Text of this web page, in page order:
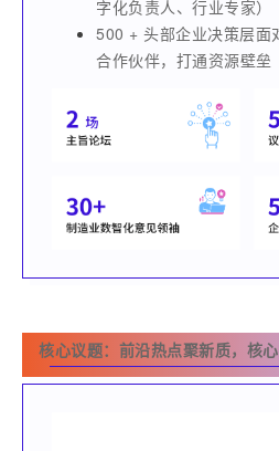
字化负责人、行业专家）
500 + 头部企业决策层面
合作伙伴，打通资源壁垒
核心议题：前沿热点聚新质，核